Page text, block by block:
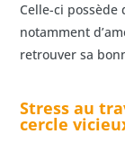
Celle-ci
notamment
retrouver sa
Stress au
cercle